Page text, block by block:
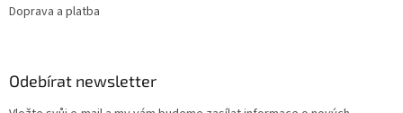
Doprava a platba
Odebírat newsletter